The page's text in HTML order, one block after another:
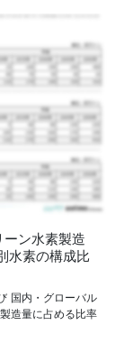
ン水素製造
水素の構成比
国内・グローバル
造量に占める比率